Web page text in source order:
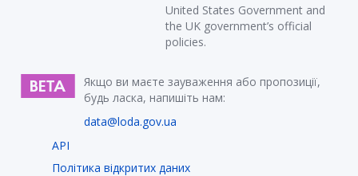
United States Government and
the UK government’s official
policies.
Якщо ви маєте зауваження або пропозиції,
будь ласка, напишіть нам:
data@loda.gov.ua
API
Політика відкритих даних